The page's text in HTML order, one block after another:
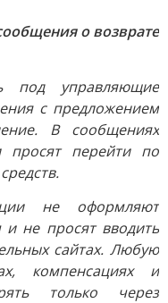
о возврате
под управляющие
с предложением
В сообщениях
просят перейти по
не оформляют
не просят вводить
сайтах. Любую
компенсациях и
только через